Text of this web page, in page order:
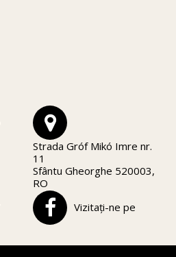
Strada Gróf Mikó Imre nr.
11
Sfântu Gheorghe 520003,
RO
Vizitați-ne pe